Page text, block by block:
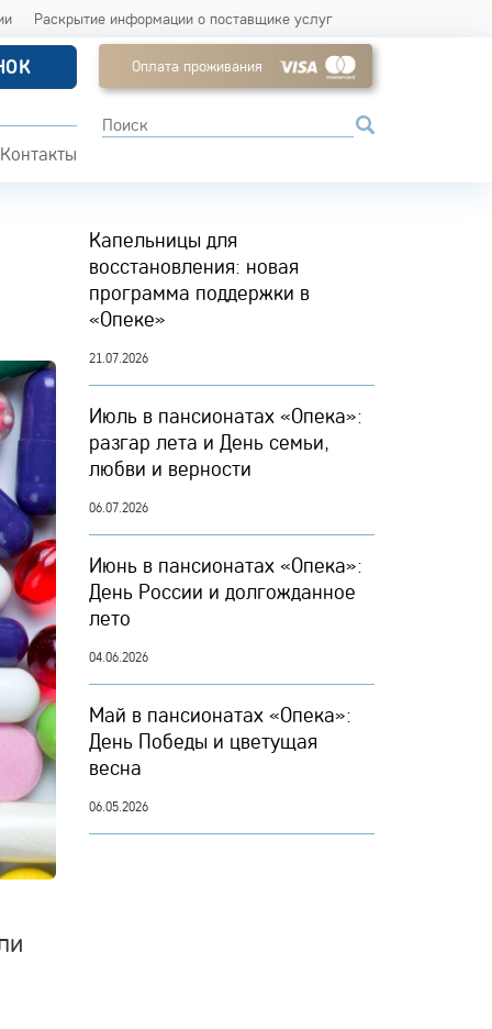
Раскрытие информации о поставщике услуг
Контакты
Оплата проживания
Капельницы для
восстановления: новая
программа поддержки в
«Опеке»
21.07.2026
Июль в пансионатах «Опека»:
разгар лета и День семьи,
любви и верности
06.07.2026
Июнь в пансионатах «Опека»:
День России и долгожданное
лето
04.06.2026
Май в пансионатах «Опека»:
День Победы и цветущая
весна
06.05.2026